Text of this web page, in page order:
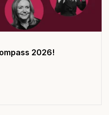
2026!